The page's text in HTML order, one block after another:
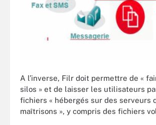
A l’inverse, Filr doit permettre de «
silos » et de laisser les utilisateurs
fichiers « hébergés sur des serveurs
maîtrisons », y compris des fichiers